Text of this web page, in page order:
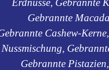
Erdnüsse, Gebrannte
Gebrannte
Cashew-
Nussmischung,
Gebrannte